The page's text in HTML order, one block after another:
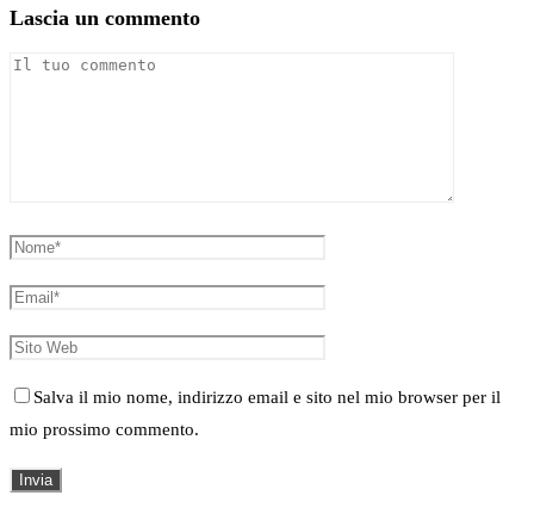
Lascia un commento
Salva il mio nome, indirizzo email e sito nel mio browser per il
mio prossimo commento.